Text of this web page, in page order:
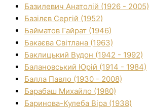
Базилевич Анатолій (1926 - 2005)
Базілєв Сергій (1952)
Байматов Гайрат (1946)
Бакаєва Світлана (1963)
Баклицький Вудон (1942 - 1992)
Балановський Юрій (1914 - 1984)
Балла Павло (1930 - 2008)
Барабаш Михайло (1980)
Баринова-Кулеба Віра (1938)